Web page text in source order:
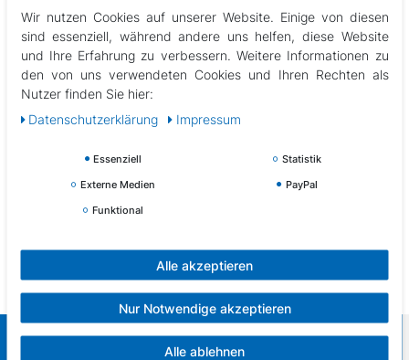
Technische Daten
Weitere Details
EU-Verantwortlicher
Sportbude
Wir nutzen Cookies auf unserer Website. Einige von diesen
sind essenziell, während andere uns helfen, diese Website
und Ihre Erfahrung zu verbessern. Weitere Informationen zu
den von uns verwendeten Cookies und Ihren Rechten als
Nutzer finden Sie hier:
Daten­schutz­erklärung
Impressum
Essenziell
Statistik
Externe Medien
PayPal
Funktional
Alle akzeptieren
Nur Notwendige akzeptieren
Alle ablehnen